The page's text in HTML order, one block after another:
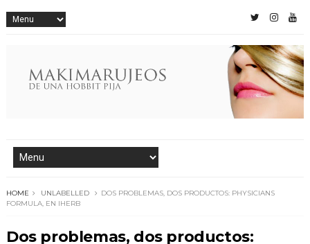
HOME UNLABELLED
DOS PROBLEMAS, DOS PRODUCTOS: PHYSICIANS
FORMULA, EN IHERB
Dos problemas, dos productos: